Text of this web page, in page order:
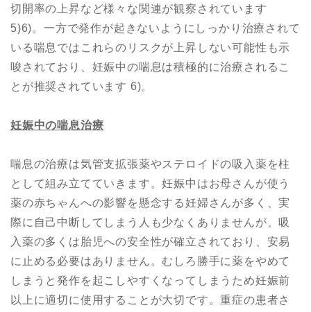
切開率の上昇など様々な関連が観察されています
5)6)。一方で発作が起きないようにしっかり治療されて
いる喘息ではこれらのリスクが上昇しない可能性も示
唆されており、妊娠中の喘息は積極的に治療されるこ
とが推奨されています 6)。
妊娠中の喘息治療
喘息の治療は気管支拡張薬やステロイドの吸入薬を柱
として組み立てていきます。妊娠中はお母さんが使う
薬の赤ちゃんへの影響を懸念する妊婦さんが多く、実
際に自己中断してしまう人も少なくありませんが、吸
入薬の多くは胎児への安全性が確立されており、安易
に止める必要はありません。むしろ勝手に薬をやめて
しまうと発作を起こしやすくなってしまうため妊娠前
以上に適切に使用することが大切です。重症の患者さ